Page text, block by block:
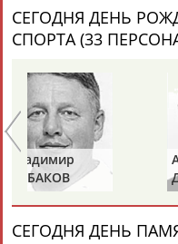
Каримжан
АБДРАХМАНОВ
СЕГОДНЯ ДЕНЬ
СПОРТА (33
Александр
ДИТЯТИН
СЕГОДНЯ ДЕНЬ